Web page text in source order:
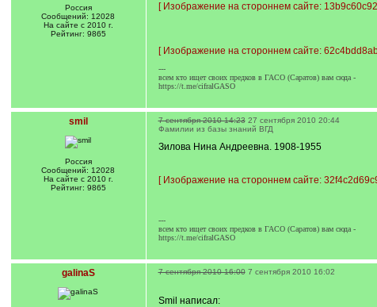
Россия
Сообщений: 12028
На сайте с 2010 г.
Рейтинг: 9865
[ Изображение на стороннем сайте:
[ Изображение на стороннем сайте:
---
всем кто ищет своих предков в ГАСО (Саратов) вам сюда -
https://t.me/cifralGASO
smil
Россия
Сообщений: 12028
На сайте с 2010 г.
Рейтинг: 9865
7 сентября 2010 14:23 27 сентября 2010 20:44
Фамилии из базы знаний ВГД
Зилова Нина Андреевна. 1908-1955
[ Изображение на стороннем сайте:
---
всем кто ищет своих предков в ГАСО (Саратов) вам сюда -
https://t.me/cifralGASO
galinaS 7 сентября 2010 16:00 7 сентября 2010 16:02
Smil написал: